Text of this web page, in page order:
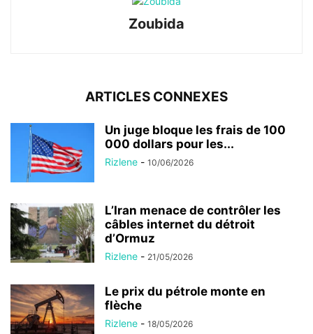
Zoubida
ARTICLES CONNEXES
Un juge bloque les frais de 100
000 dollars pour les...
Rizlene - 10/06/2026
L’Iran menace de contrôler les
câbles internet du détroit
d’Ormuz
Rizlene - 21/05/2026
Le prix du pétrole monte en
flèche
Rizlene - 18/05/2026